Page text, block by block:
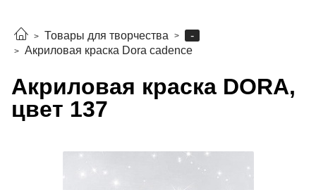
Товары для творчества
-
Акриловая краска Dora cadence
Акриловая краска DORA,
цвет 137